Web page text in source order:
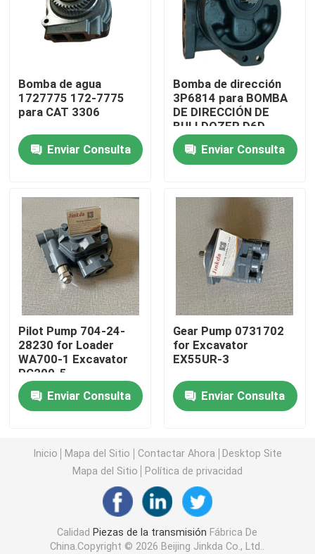
Visita a la fábrica
Contáctenos
Noticias
El blog
Solicitar una cotización
Download
Piezas de la transmisión
piezas de la niveladora
piezas del cargador
Anillo de cierre
Partes eléctricas
Bomba de agua
1727775 172-7775
para CAT 3306
Enviar Consulta
Bomba de dirección
3P6814 para BOMBA
DE DIRECCIÓN DE
BULLDOZER D6D
Enviar Consulta
Pilot Pump 704-24-
28230 for Loader
WA700-1 Excavator
PC200-5
Enviar Consulta
Gear Pump 0731702
for Excavator
EX55UR-3
Enviar Consulta
Inicio Mapa del Sitio Contactar Ahora
Desktop Site
Mapa del Sitio
Política de privacidad
Calidad Piezas de la transmisión Fábrica De
China.Copyright © 2026 Beijing Jinkda Co., Ltd..